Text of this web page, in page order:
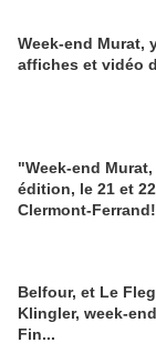
Week-end Murat,
affiches et vidéo
"Week-end
édition, le 21 et
Clermont-Ferrand!
Belfour, et Le Flegmatic, et Alain
Klingler, week-
Fin...